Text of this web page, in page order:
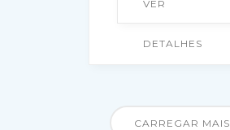
VER
DETALHES
CARREGAR MAIS